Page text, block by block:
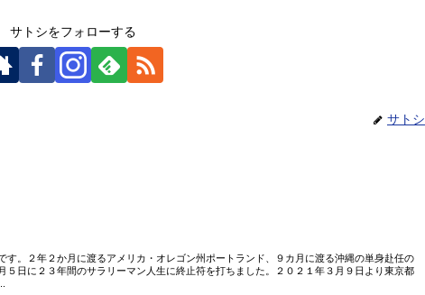
サトシをフォローする
サトシ
す。２年２か月に渡るアメリカ・オレゴン州ポートランド、９カ月に渡る沖縄の単身赴任の
５日に２３年間のサラリーマン人生に終止符を打ちました。２０２１年３月９日より東京都